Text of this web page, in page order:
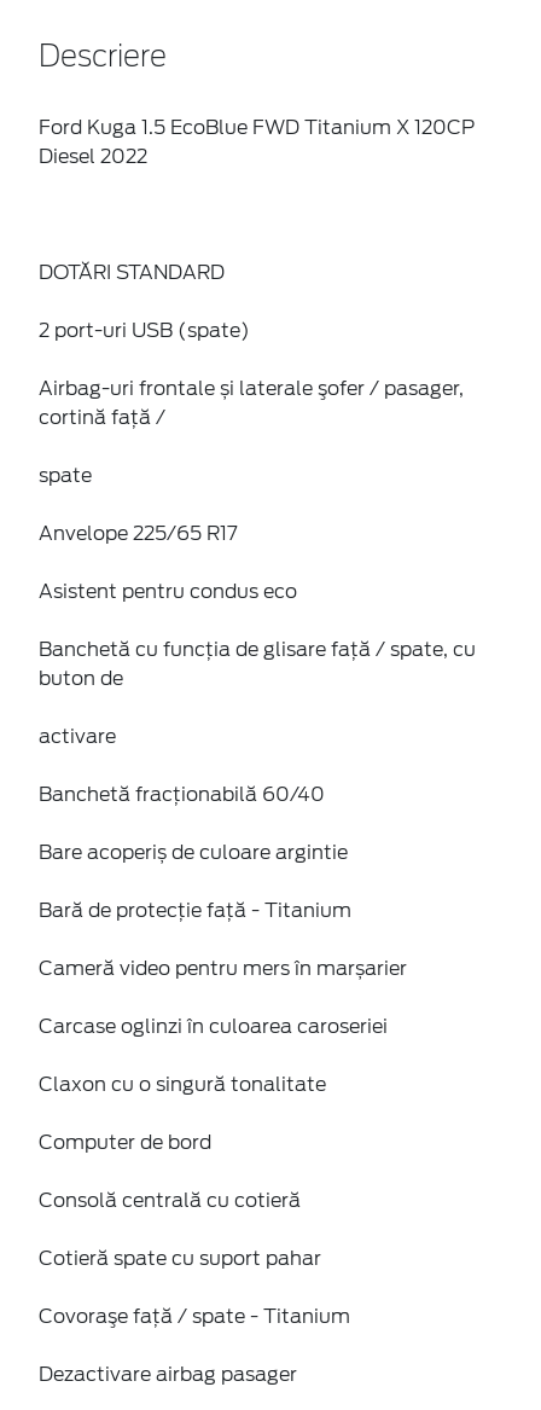
Descriere
Ford Kuga 1.5 EcoBlue FWD Titanium X 120CP
Diesel 2022
DOTĂRI STANDARD
2 port-uri USB (spate)
Airbag-uri frontale și laterale şofer / pasager,
cortină faţă /
spate
Anvelope 225/65 R17
Asistent pentru condus eco
Banchetă cu funcţia de glisare faţă / spate, cu
buton de
activare
Banchetă fracționabilă 60/40
Bare acoperiș de culoare argintie
Bară de protecție față - Titanium
Cameră video pentru mers în marșarier
Carcase oglinzi în culoarea caroseriei
Claxon cu o singură tonalitate
Computer de bord
Consolă centrală cu cotieră
Cotieră spate cu suport pahar
Covoraşe faţă / spate - Titanium
Dezactivare airbag pasager